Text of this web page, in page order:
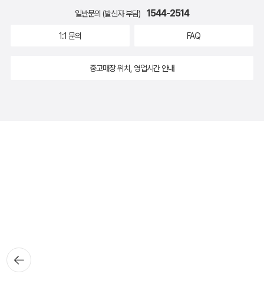
뒤로가
기
일반문의 (발신자 부담) 1544-2514
1:1 문의 FAQ
중고매장 위치, 영업시간 안내